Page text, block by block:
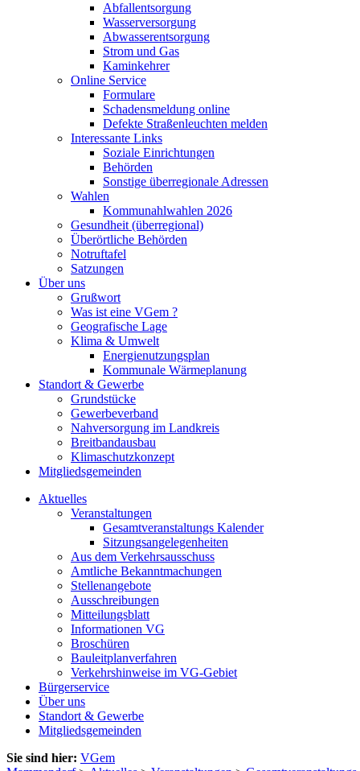
Abfallentsorgung
Wasserversorgung
Abwasserentsorgung
Strom und Gas
Kaminkehrer
Online Service
Formulare
Schadensmeldung online
Defekte Straßenleuchten melden
Interessante Links
Soziale Einrichtungen
Behörden
Sonstige überregionale Adressen
Wahlen
Kommunahlwahlen 2026
Gesundheit (überregional)
Überörtliche Behörden
Notruftafel
Satzungen
Über uns
Grußwort
Was ist eine VGem ?
Geografische Lage
Klima & Umwelt
Energienutzungsplan
Kommunale Wärmeplanung
Standort & Gewerbe
Grundstücke
Gewerbeverband
Nahversorgung im Landkreis
Breitbandausbau
Klimaschutzkonzept
Mitgliedsgemeinden
Aktuelles
Veranstaltungen
Gesamtveranstaltungs Kalender
Sitzungsangelegenheiten
Aus dem Verkehrsausschuss
Amtliche Bekanntmachungen
Stellenangebote
Ausschreibungen
Mitteilungsblatt
Informationen VG
Broschüren
Bauleitplanverfahren
Verkehrshinweise im VG-Gebiet
Bürgerservice
Über uns
Standort & Gewerbe
Mitgliedsgemeinden
Sie sind hier: VGem